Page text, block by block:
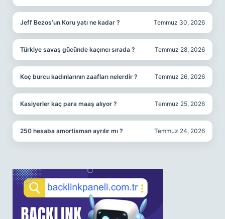
Jeff Bezos’un Koru yatı ne kadar ? Temmuz 30, 2026
Türkiye savaş gücünde kaçıncı sırada ? Temmuz 28, 2026
Koç burcu kadınlarının zaafları nelerdir ? Temmuz 26, 2026
Kasiyerler kaç para maaş alıyor ? Temmuz 25, 2026
250 hesaba amortisman ayrılır mı ? Temmuz 24, 2026